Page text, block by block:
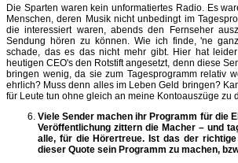
Die Sparten waren kein unformatiertes Radio. Es
Menschen, deren Musik nicht unbedingt im
die interessiert waren, abends den Fernseher
Sendung hören zu können. Wie ich finde, 'ne
schade, das es das nicht mehr gibt. Hier hat
heutigen CEO's den Rotstift angesetzt, denn diese
bringen wenig, da sie zum Tagesprogramm relativ
ehrlich? Muss denn alles im Leben Geld bringen?
für Leute tun ohne gleich an meine Kontoauszüge zu
Viele Sender machen ihr Programm für die
Veröffentlichung zittern die Macher – und
alle, für die Hörertreue. Ist das der
dieser Quote sein Programm zu machen,